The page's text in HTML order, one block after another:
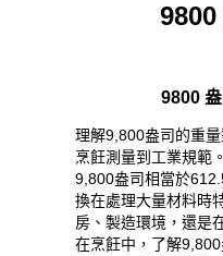
9800
理解9,800盎司的重
烹飪測量到工業規範
9,800盎司相當於
換在處理大量材料時
房、製造環境，還是
在烹飪中，了解